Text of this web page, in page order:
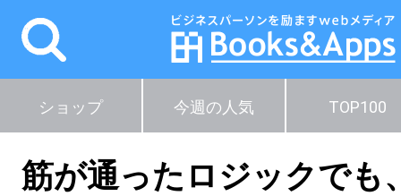
ショップ 今週の人気 TOP100
筋が通ったロジックでも